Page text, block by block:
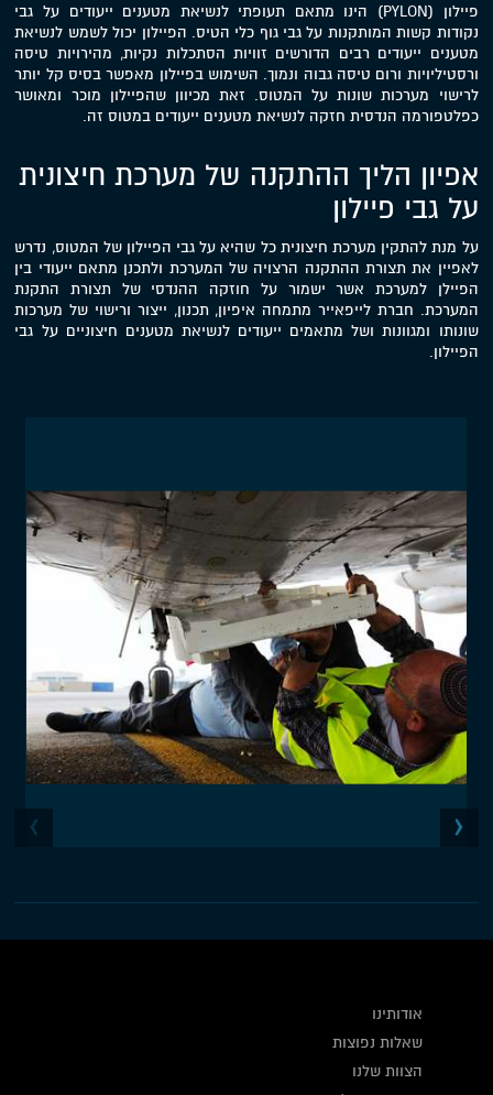
פיילון (PYLON) הינו מתאם תעופתי לנשיאת מטענים ייעודים על גבי
נקודות קשות המותקנות על גבי גוף כלי הטיס. הפיילון יכול לשמש לנשיאת
מטענים ייעודים רבים הדורשים זוויות הסתכלות נקיות, מהירויות טיסה
ורסטיליויות ורום טיסה גבוה ונמוך. השימוש בפיילון מאפשר בסיס קל יותר
לרישוי מערכות שונות על המטוס. זאת מכיוון שהפיילון מוכר ומאושר
כפלטפורמה הנדסית חזקה לנשיאת מטענים ייעודים במטוס זה.
אפיון הליך ההתקנה של מערכת חיצונית
על גבי פיילון
על מנת להתקין מערכת חיצונית כל שהיא על גבי הפיילון של המטוס, נדרש
לאפיין את תצורת ההתקנה הרצויה של המערכת ולתכנן מתאם ייעודי בין
הפיילן למערכת אשר ישמור על חוזקה ההנדסי של תצורת התקנת
המערכת. חברת לייפאייר מתמחה איפיון, תכנון, ייצור ורישוי של מערכות
שונותו ומגוונות ושל מתאמים ייעודים לנשיאת מטענים חיצוניים על גבי
הפיילון.
אודותינו
שאלות נפוצות
הצוות שלנו